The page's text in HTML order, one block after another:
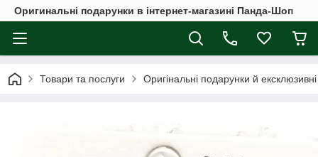
Оригинальні подарунки в інтернет-магазині Панда-Шоп
Товари та послуги Оригінальні подарунки й